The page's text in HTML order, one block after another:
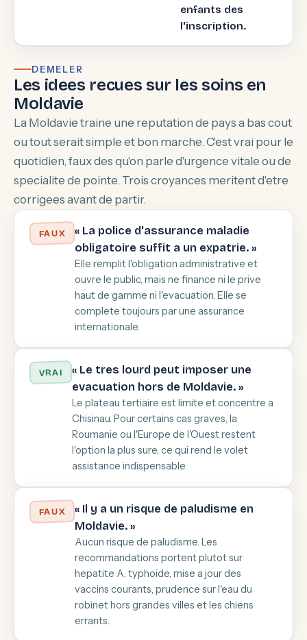
enfants des
l'inscription.
DEMELER
Les idees recues sur les soins en
Moldavie
La Moldavie traine une reputation de pays a bas cout
ou tout serait simple et bon marche. C'est vrai pour le
quotidien, faux des qu'on parle d'urgence vitale ou de
specialite de pointe. Trois croyances meritent d'etre
corrigees avant de partir.
FAUX
« La police d'assurance maladie
obligatoire suffit a un expatrie. »
Elle remplit l'obligation administrative et
ouvre le public, mais ne finance ni le prive
haut de gamme ni l'evacuation. Elle se
complete toujours par une assurance
internationale.
VRAI
« Le tres lourd peut imposer une
evacuation hors de Moldavie. »
Le plateau tertiaire est limite et concentre a
Chisinau. Pour certains cas graves, la
Roumanie ou l'Europe de l'Ouest restent
l'option la plus sure, ce qui rend le volet
assistance indispensable.
FAUX
« Il y a un risque de paludisme en
Moldavie. »
Aucun risque de paludisme. Les
recommandations portent plutot sur
hepatite A, typhoide, mise a jour des
vaccins courants, prudence sur l'eau du
robinet hors grandes villes et les chiens
errants.